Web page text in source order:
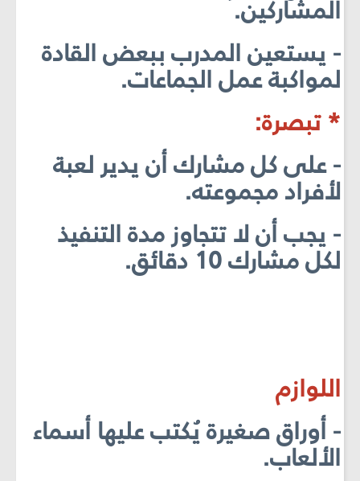
المشاركين.
- يستعين المدرب ببعض القادة
لمواكبة عمل الجماعات.
* تبصرة:
- على كل مشارك أن يدير لعبة
لأفراد مجموعته.
- يجب أن لا تتجاوز مدة التنفيذ
لكل مشارك 10 دقائق.
اللوازم
- أوراق صغيرة يُكتب عليها أسماء
الألعاب.